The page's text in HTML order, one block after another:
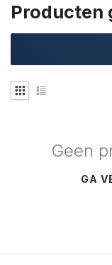
Producten
Geen
GA